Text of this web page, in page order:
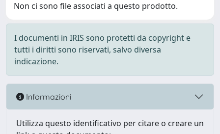
Non ci sono file associati a questo prodotto.
I documenti in IRIS sono protetti da copyright e
tutti i diritti sono riservati, salvo diversa
indicazione.
Informazioni
Utilizza questo identificativo per citare o creare un